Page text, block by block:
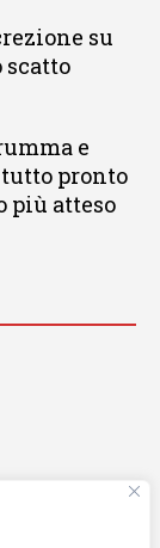
su
scatto
e
pronto
più atteso